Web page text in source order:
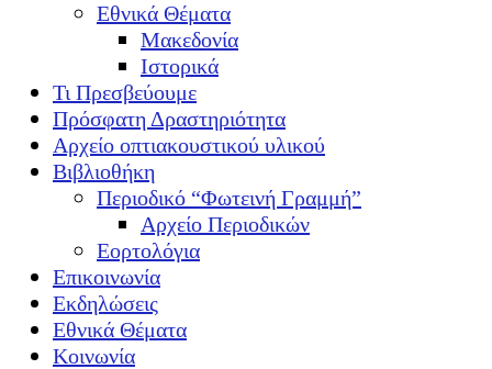
Εθνικά Θέματα
Μακεδονία
Ιστορικά
Τι Πρεσβεύουμε
Πρόσφατη Δραστηριότητα
Αρχείο οπτιακουστικού υλικού
Βιβλιοθήκη
Περιοδικό “Φωτεινή Γραμμή”
Αρχείο Περιοδικών
Εορτολόγια
Επικοινωνία
Εκδηλώσεις
Εθνικά Θέματα
Κοινωνία